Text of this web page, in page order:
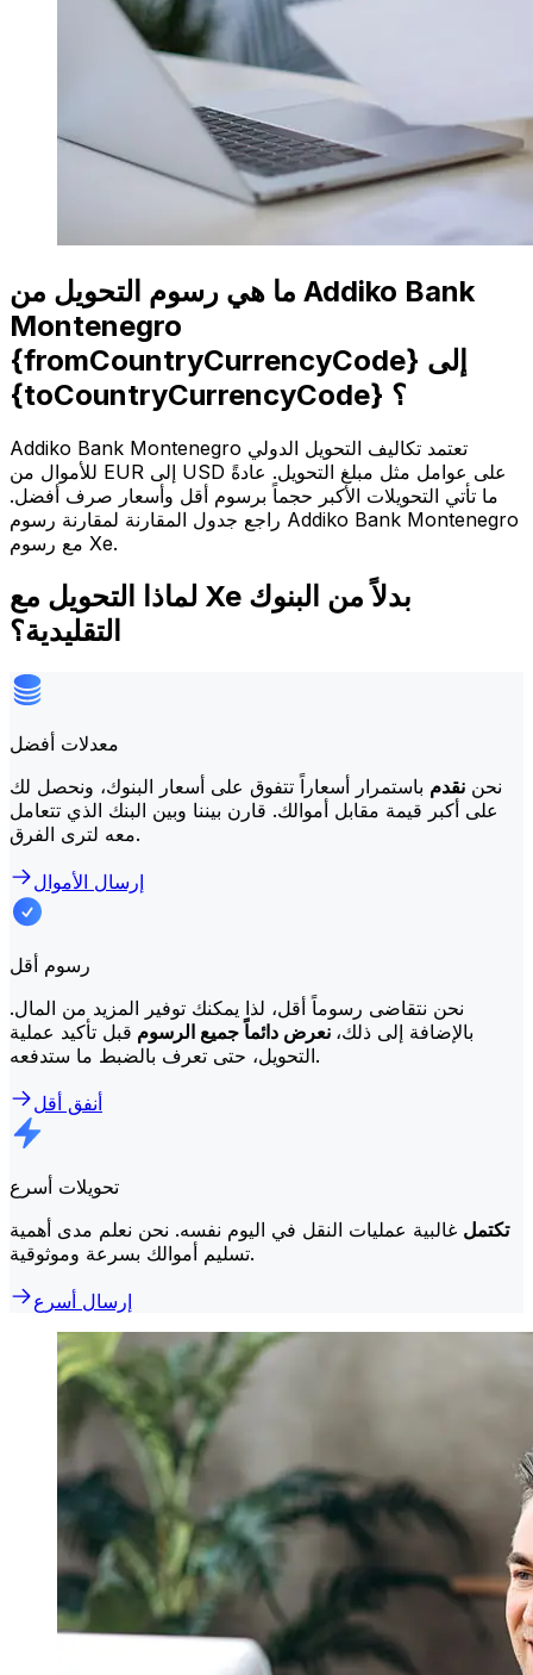
ما هي رسوم التحويل من Addiko Bank
Montenegro
{fromCountryCurrencyCode} إلى
{toCountryCurrencyCode} ؟
Addiko Bank Montenegro تعتمد تكاليف التحويل الدولي
للأموال من EUR إلى USD على عوامل مثل مبلغ التحويل. عادةً
ما تأتي التحويلات الأكبر حجماً برسوم أقل وأسعار صرف أفضل.
راجع جدول المقارنة لمقارنة رسوم Addiko Bank Montenegro
مع رسوم Xe.
لماذا التحويل مع Xe بدلاً من البنوك
التقليدية؟
معدلات أفضل
نحن نقدم باستمرار أسعاراً تتفوق على أسعار البنوك، ونحصل لك
على أكبر قيمة مقابل أموالك. قارن بيننا وبين البنك الذي تتعامل
معه لترى الفرق.
إرسال الأموال
رسوم أقل
نحن نتقاضى رسوماً أقل، لذا يمكنك توفير المزيد من المال.
بالإضافة إلى ذلك، نعرض دائماً جميع الرسوم قبل تأكيد عملية
التحويل، حتى تعرف بالضبط ما ستدفعه.
أنفق أقل
تحويلات أسرع
تكتمل غالبية عمليات النقل في اليوم نفسه. نحن نعلم مدى أهمية
تسليم أموالك بسرعة وموثوقية.
إرسال أسرع